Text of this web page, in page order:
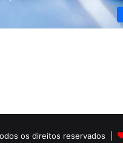
os direitos reservados |